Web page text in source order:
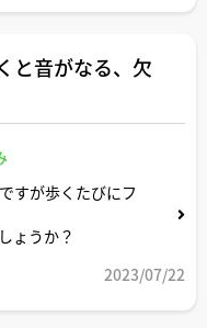
と音がなる、欠
すが歩くたびにフ
ょうか？
2023/07/22